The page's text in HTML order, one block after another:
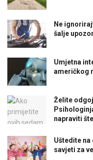
Ne
šalje
Umjetna
američkog
Želite
napraviti
Uštedite
savjeti za